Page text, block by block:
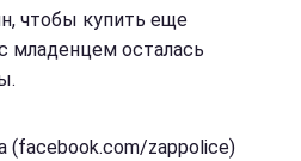
чтобы купить еще
младенцем осталась
zappolice)